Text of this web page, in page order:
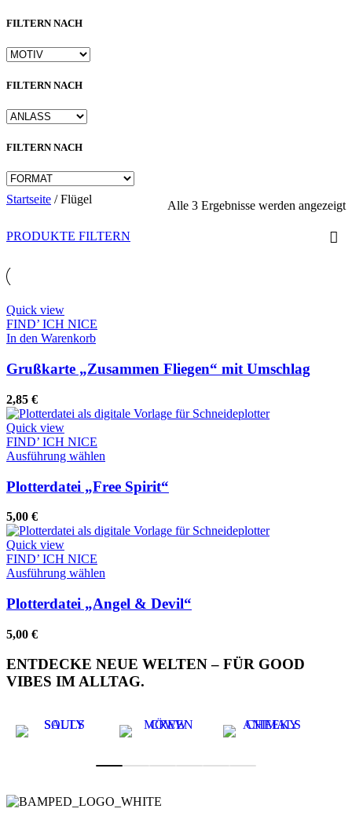
FILTERN NACH
FILTERN NACH
FILTERN NACH
Startseite /Flügel Alle 3 Ergebnisse werden angezeigt
PRODUKTE FILTERN
Quick view
FIND’ ICH NICE
In den Warenkorb
Grußkarte „Zusammen Fliegen“ mit Umschlag
2,85 €
Quick view
FIND’ ICH NICE
Ausführung wählen
weist
mehrere
auf.
Die
auf
Produktseite
Plotterdatei „Free Spirit“
5,00 €
Quick view
FIND’ ICH NICE
Ausführung wählen
weist
mehrere
Die
Optionen
können
Produktseite
gewählt
Plotterdatei „Angel & Devil“
5,00 €
ENTDECKE NEUE WELTEN – FÜR GOOD
VIBES IM ALLTAG.